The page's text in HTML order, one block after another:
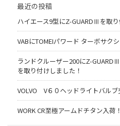
最近の投稿
ハイエース9型にZ-GUARDⅢを取り
VABにTOMEIパワード ターボサク
ランドクルーザー200にZ-
を取り付けしました！
VOLVO V６０ヘッドライトバルブ
WORK CR至極アームドチタン入荷